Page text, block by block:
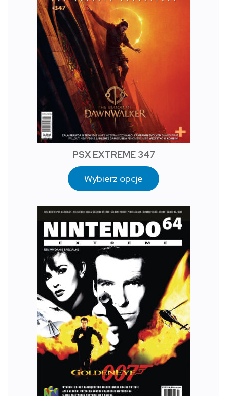
PSX EXTREME 347
Wybierz opcje